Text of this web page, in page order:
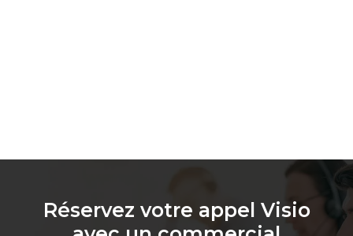
Réservez votre appel Visio